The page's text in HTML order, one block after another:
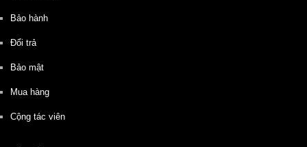
Bảo hành
Đổi trả
Bảo mật
Mua hàng
Cộng tác viên